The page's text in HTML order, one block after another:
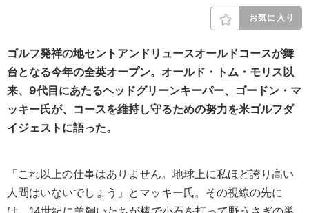
お気に入り
ゴルフ発祥の地セントアンドリュースオールドコースが舞
台となる今年の全英オープン。オールド・トム・モリス以
来、9代目にあたるヘッドグリーンキーパー、ゴードン・マ
ッキー氏が、コースを維持し守るための努力を米ゴルフダ
イジェストに語った。
「これ以上の仕事はありません。地球上に私ほど誇り高い
人間はいないでしょう」とマッキー氏。その視線の先に